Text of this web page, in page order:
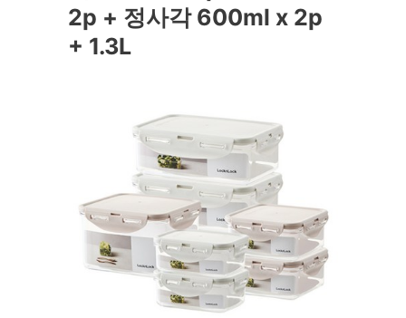
2p + 정사각 600ml x 2p
+ 1.3L